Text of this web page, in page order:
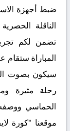
ضبط أجهزة
الناقلة
تضمن لكم
المباراة
سيكون بصوت
رحلة مثيرة
الحماسي
موقعنا "كورة